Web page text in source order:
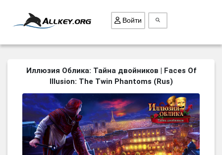
ВСЕ ИГРЫ
ПОИСК ПРЕДМЕТОВ
ГОЛОВОЛОМКИ
БИЗНЕС
ТРИ-В-РЯД
СТРАТЕГИИ
Войти
Иллюзия Облика: Тайна двойников | Faces Of
Illusion: The Twin Phantoms (Rus)